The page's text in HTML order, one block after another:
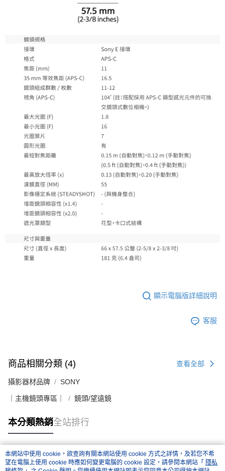
顯示電腦版詳細說明
客服
商品相關分類 (4) 查看全部
攝影器材品牌 SONY
｜主機鏡頭專區｜ 鏡頭/望遠鏡
本分類熱銷全站排行
熱門標籤
本網站中使用 cookie，欲查詢有關本網站使用 cookie 方式之詳情，及若您不希
望在電腦上使用 cookie 時應如何變更電腦的 cookie 設定，請參閱本網站「 隱私